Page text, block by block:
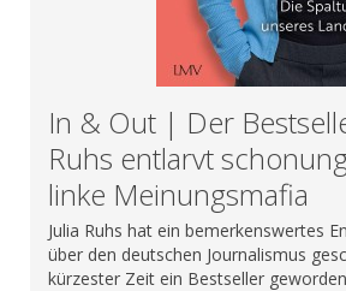
In & Out | Der
Ruhs entlarvt
linke Meinungsmafia
Julia Ruhs hat ein bemerkenswertes
über den deutschen Journalismus
kürzester Zeit ein Bestseller